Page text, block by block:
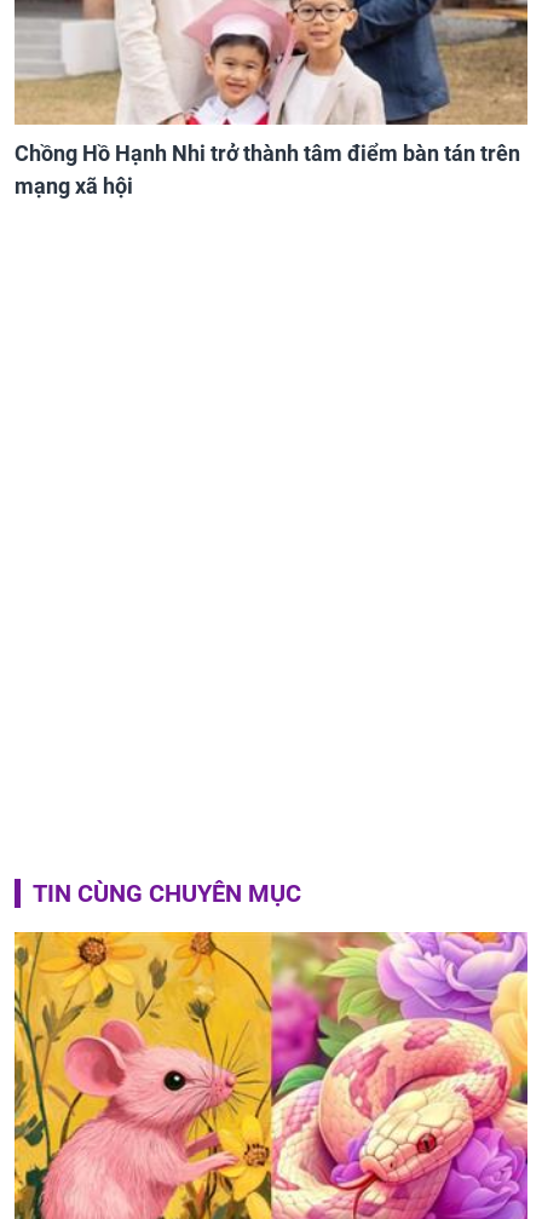
Chồng Hồ Hạnh Nhi trở thành tâm điểm bàn tán trên
mạng xã hội
TIN CÙNG CHUYÊN MỤC